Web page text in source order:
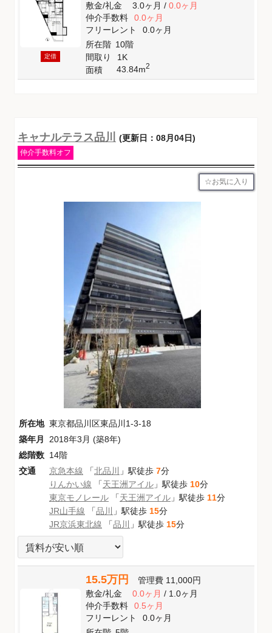
定借
敷金/礼金 3.0ヶ月/ 0.0ヶ月
仲介手数料
0.0ヶ月
フリーレント
0.0ヶ月
所在階 10階
間取り
1K
面積
43.84m2
キャナルテラス品川 (更新日：08月04日)
仲介手数料オフ
お気に入り
所在地 東京都品川区東品川1-3-18
築年月
2018年3月 (築8年)
総階数 14階
交通
京急本線 「北品川 」駅徒歩 7分
りんかい線 「天王洲アイル 」駅徒歩 10分
東京モノレール 「天王洲アイル 」駅徒歩 11分
JR山手線 「品川 」駅徒歩 15分
JR京浜東北線 「品川 」駅徒歩 15分
15.5万円 管理費 11,000円
敷金/礼金 0.0ヶ月/ 1.0ヶ月
仲介手数料
0.5ヶ月
フリーレント
0.0ヶ月